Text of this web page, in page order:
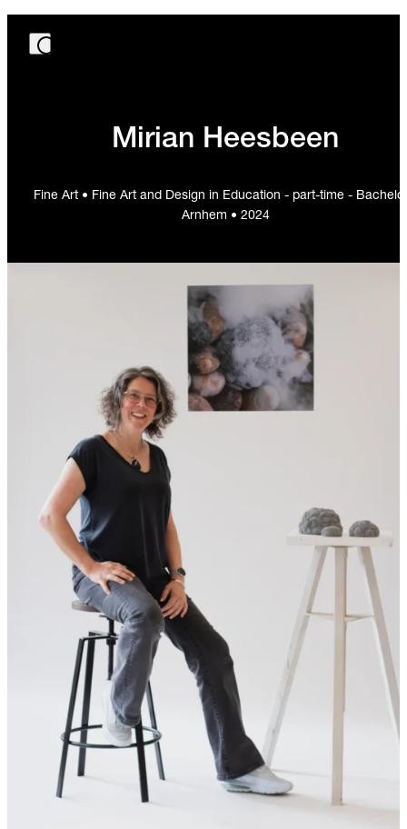
Mirian Heesbeen
Fine Art • Fine Art and Design in Education - part-time -
Arnhem • 2024